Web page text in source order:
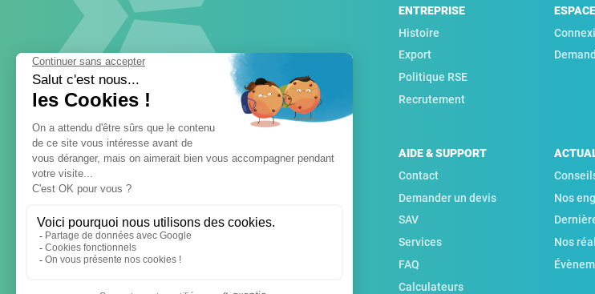
ENTREPRISE
Histoire
Export
Politique RSE
Recrutement
AIDE & SUPPORT
Contact
Demander un devis
SAV
Services
FAQ
Calculateurs
Nos
Nos